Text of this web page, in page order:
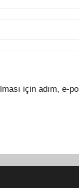
için adım, e-